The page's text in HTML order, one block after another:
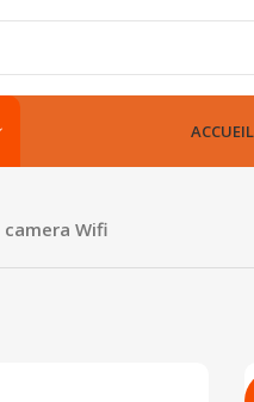
PC portable neuf
ACCUEIL
camera Wifi